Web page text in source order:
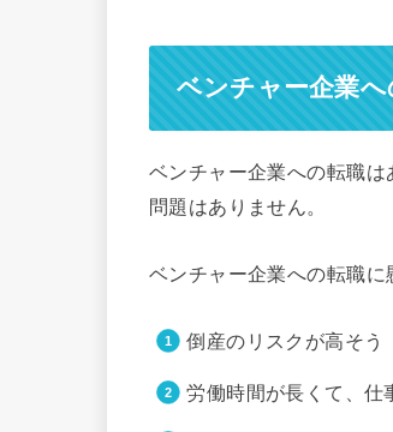
ベンチャー企業
ベンチャー企業への転職は
問題はありません。
ベンチャー企業への転職に
倒産のリスクが高そう
労働時間が長くて、仕